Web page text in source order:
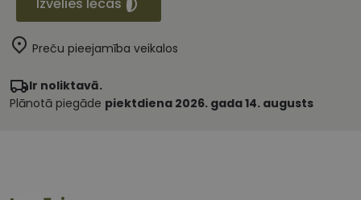
Izvēlies lēcas
Preču pieejamība veikalos
Ir noliktavā.
Plānotā piegāde piektdiena 2026. gada 14. augusts